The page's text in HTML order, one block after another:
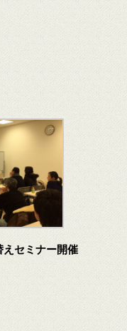
えセミナー開催